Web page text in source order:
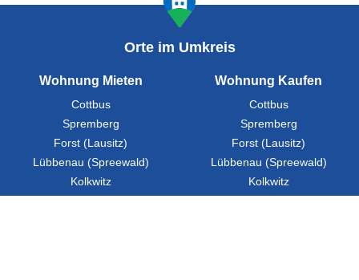
Orte im Umkreis
Wohnung Mieten
Cottbus
Spremberg
Forst (Lausitz)
Lübbenau (Spreewald)
Kolkwitz
Wohnung Kaufen
Cottbus
Spremberg
Forst (Lausitz)
Lübbenau (Spreewald)
Kolkwitz